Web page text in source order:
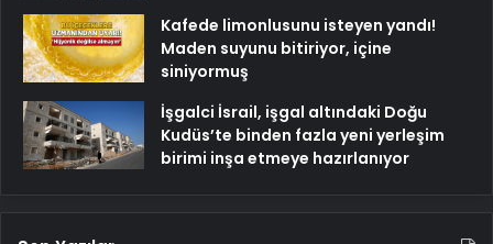
Kafede limonlusunu isteyen yandı!
Maden suyunu bitiriyor, içine
siniyormuş
İşgalci İsrail, işgal altındaki Doğu
Kudüs’te binden fazla yeni yerleşim
birimi inşa etmeye hazırlanıyor